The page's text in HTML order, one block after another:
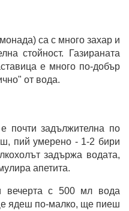
са с много захар и
стойност. Газираната
е много по-добър
от вода.
почти задължителна по
пий умерено - 1-2 бири
задържа водата,
апетита.
вечерта с 500 мл вода
ядеш по-малко, ще пиеш